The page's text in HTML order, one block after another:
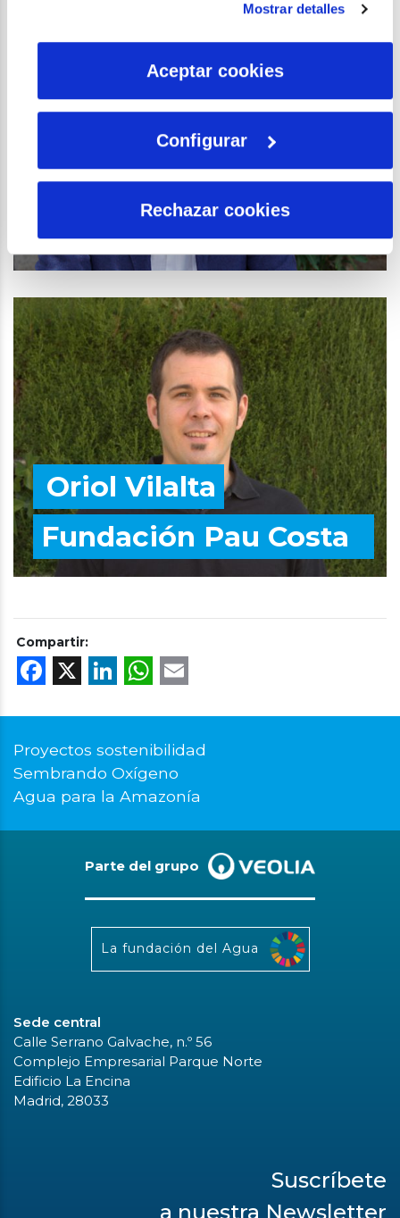
son indispensables para que el sitio web funcione y que
Mostrar detalles
Aceptar cookies
Configurar
Rechazar cookies
Vicente Zapata
Barrios por el empleo
Oriol Vilalta
Fundación Pau Costa
Compartir:
Facebook
X LinkedIn
WhatsApp
Proyectos sostenibilidad
Sembrando Oxígeno
Agua para la Amazonía
Parte del grupo
La fundación del Agua
Sede central
Calle Serrano Galvache, n.º 56
Complejo Empresarial Parque Norte
Edificio La Encina
Madrid, 28033
Suscríbete
a nuestra Newsletter